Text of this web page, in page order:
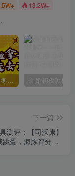
13.2W+
迷你小巧双马尾的冬爱琴音写真分享，虎牙妹妹YYDS!
下一篇
测评：【司沃康】
蛋，海豚评分：8